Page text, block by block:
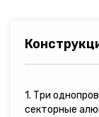
1. Три
секторные